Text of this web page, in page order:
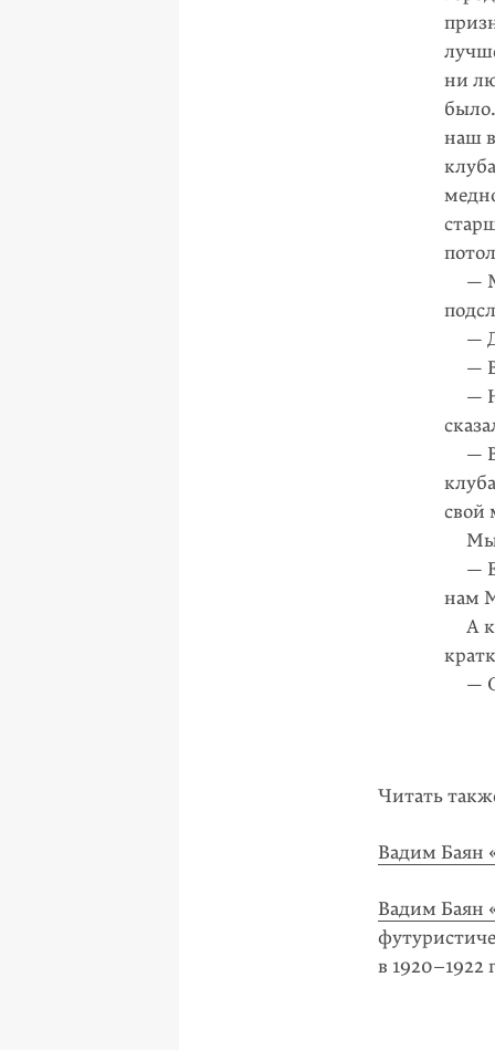
ни
наш
—
—
—
—
—
свой
Мы
—
нам
А
—
Читать
Вадим Баян
Вадим Баян
в 1920–1922